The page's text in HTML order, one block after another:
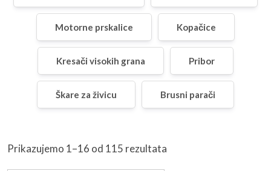
Motorne prskalice Kopačice
Kresači visokih grana Pribor
Škare za živicu Brusni parači
Prikazujemo 1–16 od 115 rezultata